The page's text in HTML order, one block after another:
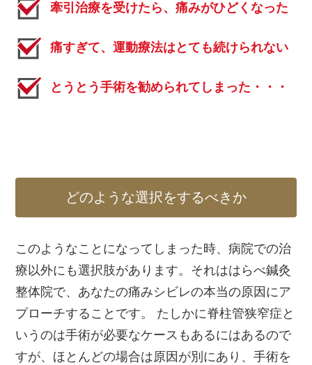
牽引治療を受けたら、痛みがひどくなった
痛すぎて、運動療法はとても続けられない
とうとう手術を勧められてしまった・・・
どのような選択をするべきか
このようなことになってしまった時、病院での治
療以外にも選択肢があります。それははらべ鍼灸
整体院で、あなたの痛みシビレの本当の原因にア
プローチすることです。 たしかに脊柱管狭窄症と
いうのは手術が必要なケースもあるにはあるので
すが、ほとんどの場合は原因が別にあり、手術を